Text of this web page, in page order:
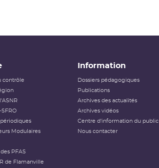
contrôle
SFRO
Modulaires
PFAS
de Flamanville
Information
Dossiers pédagogiques
Publications
Archives des actualités
Archives vidéos
Centre d'information du public
Nous contacter